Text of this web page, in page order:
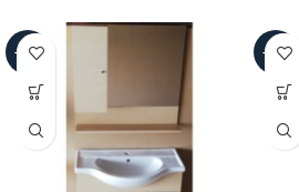
-33% -33%